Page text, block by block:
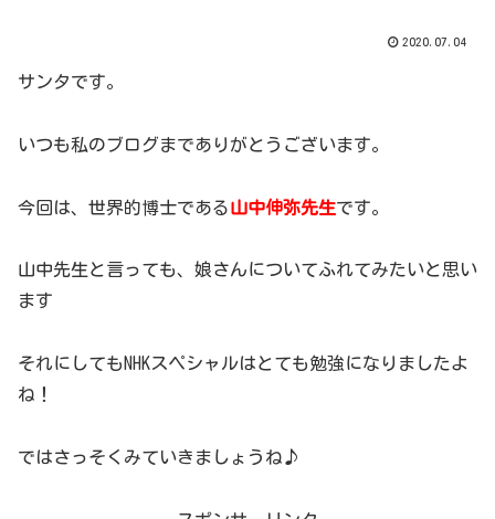
2020.07.04
サンタです。
いつも私のブログまでありがとうございます。
今回は、世界的博士である山中伸弥先生です。
山中先生と言っても、娘さんについてふれてみたいと思い
ます
それにしてもNHKスペシャルはとても勉強になりましたよ
ね！
ではさっそくみていきましょうね♪